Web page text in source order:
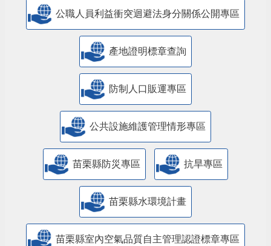
公職人員利益衝突迴避法身分關係公開專區
產地證明標章查詢
防制人口販運專區
​公共設施維護管理情形專區
苗栗縣防災專區 抗旱專區
苗栗縣水環境計畫
苗栗縣室內空氣品質自主管理認證標章專區